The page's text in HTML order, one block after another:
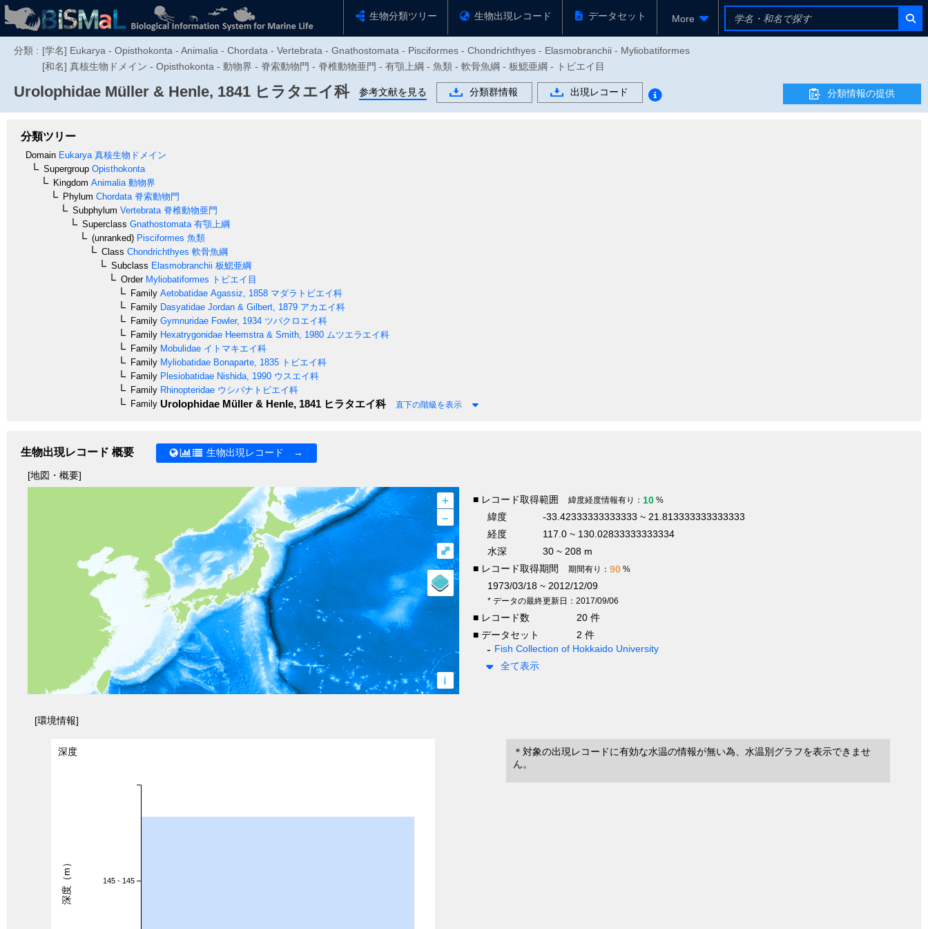
生物分類ツリー 生物出現レコード データセット More
分類 : [学名] Eukarya - Opisthokonta - Animalia - Chordata - Vertebrata - Gnathostomata - Pisciformes - Chondrichthyes - Elasmobranchii - Myliobatiformes
[和名] 真核生物ドメイン - Opisthokonta - 動物界 - 脊索動物門 - 脊椎動物亜門 - 有顎上綱 - 魚類 - 軟骨魚綱 - 板鰓亜綱 - トビエイ目
Urolophidae Müller & Henle, 1841 ヒラタエイ科 参考文献を見る 分類群情報 出現レコード 分類情報の提供
分類ツリー
Domain Eukarya 真核生物ドメイン
Supergroup Opisthokonta
Kingdom Animalia 動物界
Phylum Chordata 脊索動物門
Subphylum Vertebrata 脊椎動物亜門
Superclass Gnathostomata 有顎上綱
(unranked) Pisciformes 魚類
Class Chondrichthyes 軟骨魚綱
Subclass Elasmobranchii 板鰓亜綱
OrderMyliobatiformes トビエイ目
Family Aetobatidae Agassiz, 1858 マダラトビエイ科
Family Dasyatidae Jordan & Gilbert, 1879 アカエイ科
Family Gymnuridae Fowler, 1934 ツバクロエイ科
Family Hexatrygonidae Heemstra & Smith, 1980 ムツエラエイ科
Family Mobulidae イトマキエイ科
Family Myliobatidae Bonaparte, 1835 トビエイ科
Family Plesiobatidae Nishida, 1990 ウスエイ科
Family Rhinopteridae ウシバナトビエイ科
Family Urolophidae Müller & Henle, 1841 ヒラタエイ科 直下の階級を表示
生物出現レコード 概要 生物出現レコード →
[地図・概要]
+
–
i
⤢
■ レコード取得範囲 緯度経度情報有り： 10 %
緯度
-33.42333333333333 ~ 21.813333333333333
経度
117.0 ~ 130.02833333333334
水深
30 ~ 208 m
■ レコード取得期間
期間有り： 90 %
1973/03/18 ~ 2012/12/09
* データの最終更新日：2017/09/06
■ レコード数
20 件
■ データセット
2 件
Fish Collection of Hokkaido University
全て表示
[環境情報]
深度
145 - 145
深度（m）
＊対象の出現レコードに有効な水温の情報が無い為、水温別グラフを表示できませ
ん。